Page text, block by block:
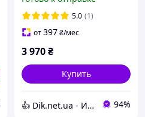
Smart Video Doorbell
5.0 (1)
от397₴/мес
3 970₴
Купить
👍 Dik.net.ua - Интернет магазин 94%